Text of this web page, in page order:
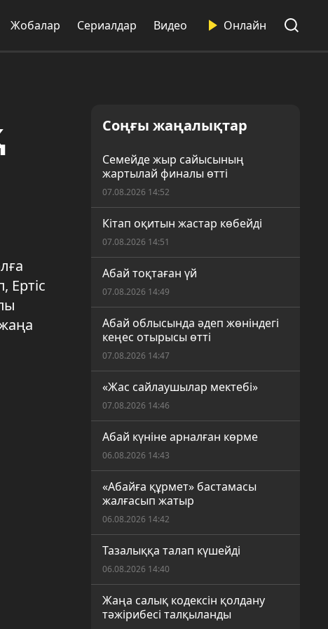
Жобалар Сериалдар Видео Онлайн
Ертіс
Соңғы жаңалықтар
Семейде жыр сайысының
жартылай финалы өтті
07.08.2026 14:52
Кітап оқитын жастар көбейді
07.08.2026 14:51
Абай тоқтаған үй
07.08.2026 14:49
Абай облысында әдеп жөніндегі
кеңес отырысы өтті
07.08.2026 14:47
«Жас сайлаушылар мектебі»
07.08.2026 14:46
Абай күніне арналған көрме
06.08.2026 14:43
«Абайға құрмет» бастамасы
жалғасып жатыр
06.08.2026 14:42
Тазалыққа талап күшейді
06.08.2026 14:40
Жаңа салық кодексін қолдану
тәжірибесі талқыланды